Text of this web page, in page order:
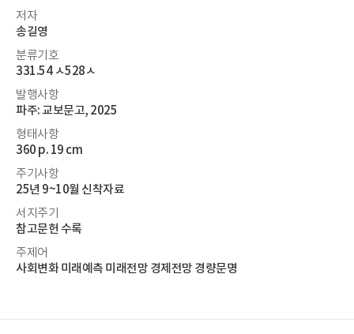
저자
송길영
분류기호
331.54 ㅅ528ㅅ
발행사항
파주: 교보문고, 2025
형태사항
360 p. 19 cm
주기사항
25년 9~10월 신착자료
서지주기
참고문헌 수록
주제어
사회변화 미래예측 미래전망 경제전망 경량문명